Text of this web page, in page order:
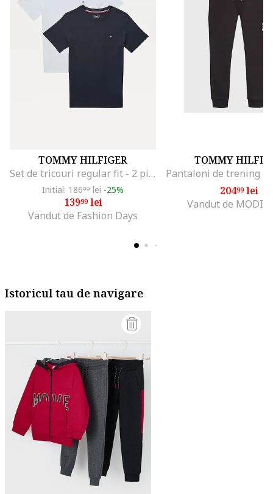
TOMMY HILFIGER
Set de tricouri regular fit - 2 piese, Alb/Albastru inchis
Initial: 18699 lei -25%
13999lei
Vandut de Fashion Days
TOMMY
20499lei
Vandut de
Istoricul tau de navigare